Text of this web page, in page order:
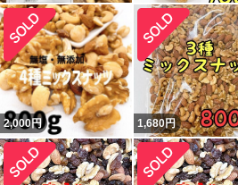
2,000円 1,680円